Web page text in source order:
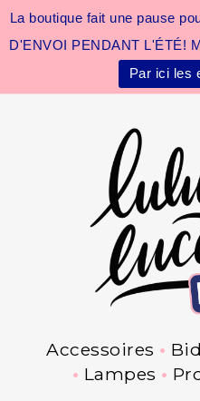
La boutique fait une pause
D'ENVOI PENDANT L'ÉTÉ!
Par ici les
Accessoires
Lampes